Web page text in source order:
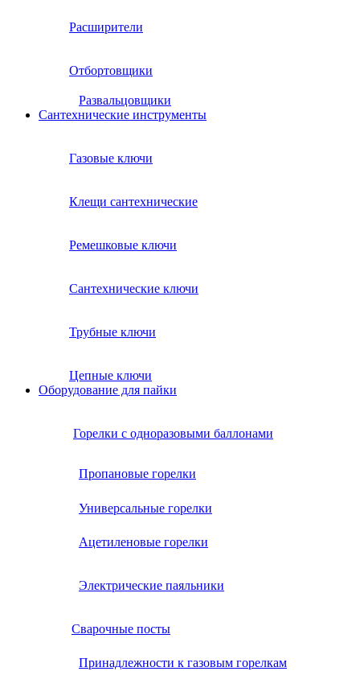
Расширители
Отбортовщики
Развальцовщики
Сантехнические инcтрументы
Газовые ключи
Клещи сантехнические
Ремешковые ключи
Сантехнические ключи
Трубные ключи
Цепные ключи
Оборудование для пайки
Горелки с одноразовыми баллонами
Пропановые горелки
Универсальные горелки
Ацетиленовые горелки
Электрические паяльники
Сварочные посты
Принадлежности к газовым горелкам